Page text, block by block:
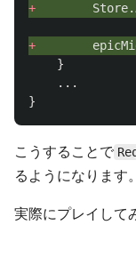
+
Store.
+
}
...
}
こうすることで
るようになります。
実際にプレイして